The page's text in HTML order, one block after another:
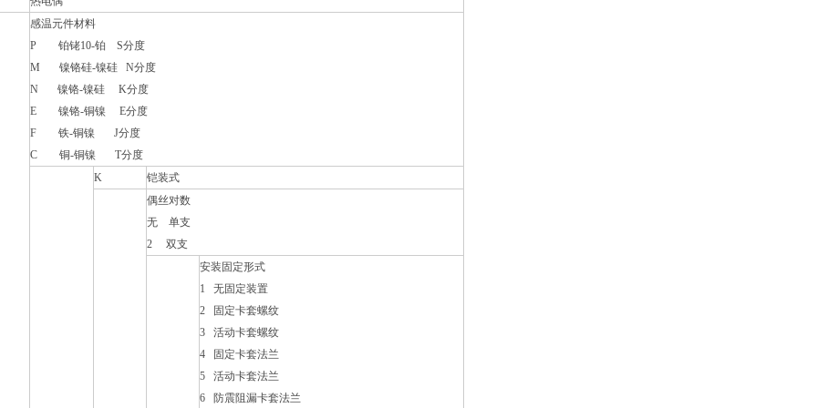
感温元件材料
P铂铑10-铂 S分度
M镍铬硅-镍硅 N分度
N镍铬-镍硅 K分度
E镍铬-铜镍 E分度
F铁-铜镍 J分度
C铜-铜镍 T分度
K
铠装式
偶丝对数
无 单支
2双支
安装固定形式
1无固定装置
2
固定卡套螺纹
3活动卡套螺纹
4
固定卡套法兰
5活动卡套法兰
6
防震阻漏卡套法兰